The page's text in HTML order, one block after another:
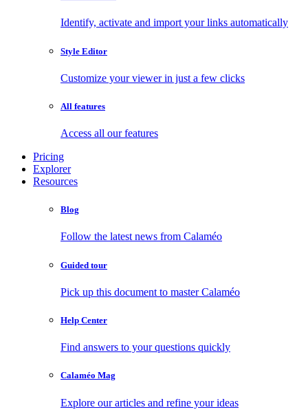
Identify, activate and import your links automatically
Style Editor
Customize your viewer in just a few clicks
All features
Access all our features
Pricing
Explorer
Resources
Blog
Follow the latest news from Calaméo
Guided tour
Pick up this document to master Calaméo
Help Center
Find answers to your questions quickly
Calaméo Mag
Explore our articles and refine your ideas